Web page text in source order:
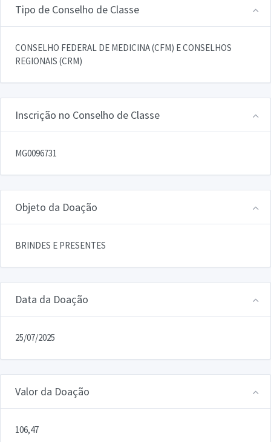
Tipo de Conselho de Classe
CONSELHO FEDERAL DE MEDICINA (CFM) E CONSELHOS
REGIONAIS (CRM)
Inscrição no Conselho de Classe
MG0096731
Objeto da Doação
BRINDES E PRESENTES
Data da Doação
25/07/2025
Valor da Doação
106,47